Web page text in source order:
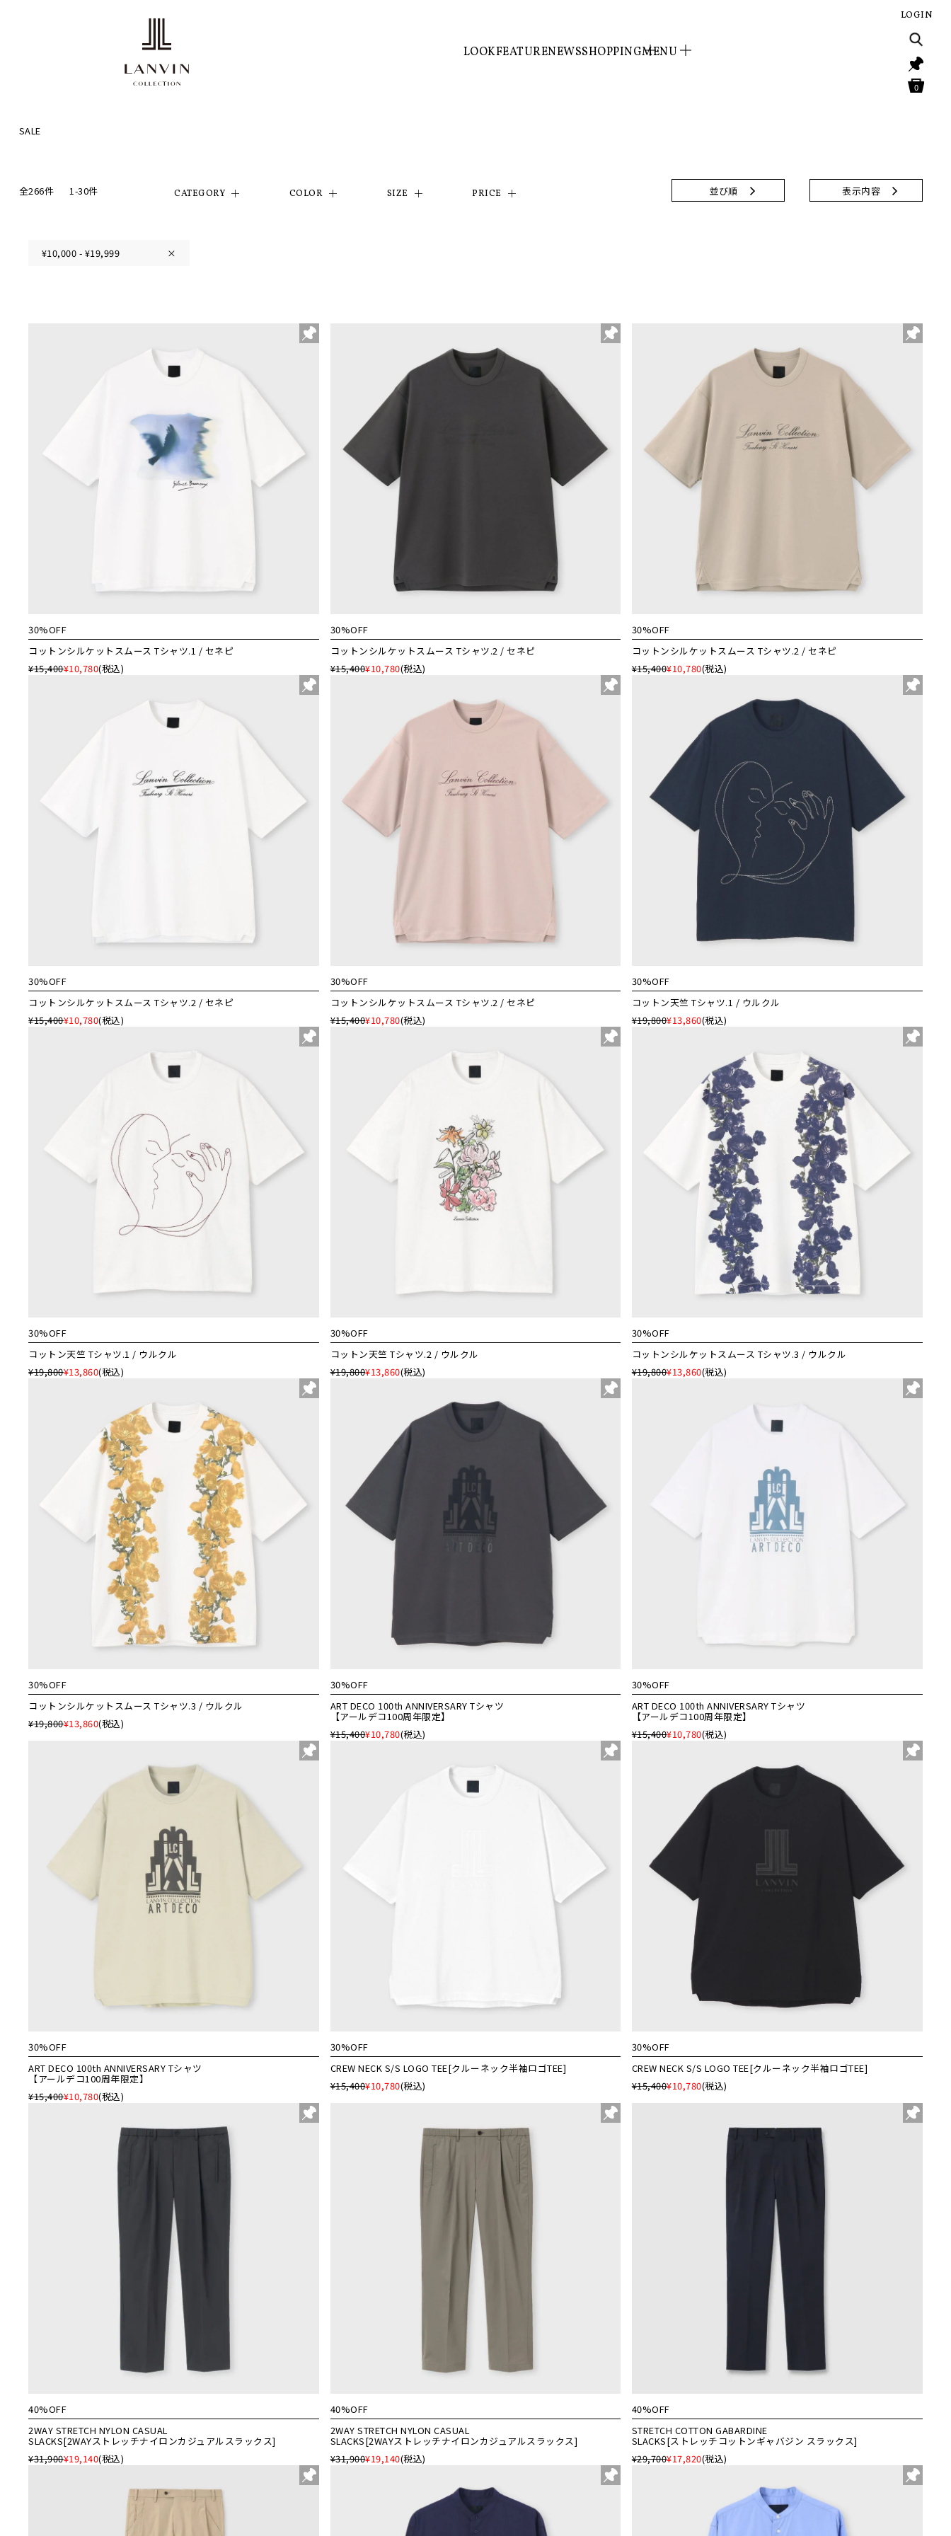
LOOKFEATURENEWSSHOPPINGMENU
LOGIN
0
SALE
全266件 1-30件 CATEGORY COLOR SIZE PRICE 並び順 表示内容
¥10,000 - ¥19,999 ×
30%OFF
コットンシルケットスムース Tシャツ.1 / セネピ
¥15,400¥10,780(税込)
30%OFF
コットンシルケットスムース Tシャツ.2 / セネピ
¥15,400¥10,780(税込)
30%OFF
コットンシルケットスムース Tシャツ.2 / セネピ
¥15,400¥10,780(税込)
30%OFF
コットンシルケットスムース Tシャツ.2 / セネピ
¥15,400¥10,780(税込)
30%OFF
コットンシルケットスムース Tシャツ.2 / セネピ
¥15,400¥10,780(税込)
30%OFF
コットン天竺 Tシャツ.1 / ウルクル
¥19,800¥13,860(税込)
30%OFF
コットン天竺 Tシャツ.1 / ウルクル
¥19,800¥13,860(税込)
30%OFF
コットン天竺 Tシャツ.2 / ウルクル
¥19,800¥13,860(税込)
30%OFF
コットンシルケットスムース Tシャツ.3 / ウルクル
¥19,800¥13,860(税込)
30%OFF
コットンシルケットスムース Tシャツ.3 / ウルクル
¥19,800¥13,860(税込)
30%OFF
ART DECO 100th ANNIVERSARY Tシャツ
【アールデコ100周年限定】
¥15,400¥10,780(税込)
30%OFF
ART DECO 100th ANNIVERSARY Tシャツ
【アールデコ100周年限定】
¥15,400¥10,780(税込)
30%OFF
ART DECO 100th ANNIVERSARY Tシャツ
【アールデコ100周年限定】
¥15,400¥10,780(税込)
30%OFF
CREW NECK S/S LOGO TEE[クルーネック半袖ロゴTEE]
¥15,400¥10,780(税込)
30%OFF
CREW NECK S/S LOGO TEE[クルーネック半袖ロゴTEE]
¥15,400¥10,780(税込)
40%OFF
2WAY STRETCH NYLON CASUAL
SLACKS[2WAYストレッチナイロンカジュアルスラックス]
¥31,900¥19,140(税込)
40%OFF
2WAY STRETCH NYLON CASUAL
SLACKS[2WAYストレッチナイロンカジュアルスラックス]
¥31,900¥19,140(税込)
40%OFF
STRETCH COTTON GABARDINE
SLACKS[ストレッチコットンギャバジン スラックス]
¥29,700¥17,820(税込)